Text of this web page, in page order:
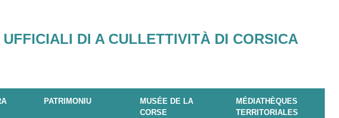
DI A CULLETTIVITÀ DI CORSICA
PATRIMONIU
MUSÉE DE LA
CORSE
MÉDIATHÈQUES
TERRITORIALES